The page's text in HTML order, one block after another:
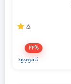
5
22%
ناموجود